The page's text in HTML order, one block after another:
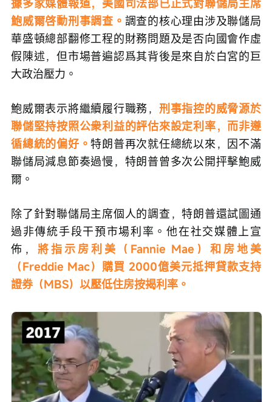
據多家媒體報道，美國司法部已正式對聯儲局主席
鮑威爾啓動刑事調查。 調查的核心理由涉及聯儲局
華盛頓總部翻修工程的財務問題及是否向國會作虛
假陳述，但市場普遍認爲其背後是來自於白宮的巨
大政治壓力。
鮑威爾表示將繼續履行職務， 刑事指控的威脅源於
聯儲堅持按照公衆利益的評估來設定利率，而非遵
循總統的偏好。特朗普再次就任總統以來，因不滿
聯儲局減息節奏過慢，特朗普曾多次公開抨擊鮑威
爾。
除了針對聯儲局主席個人的調查，特朗普還試圖通
過非傳統手段干預市場利率。他在社交媒體上宣
佈， 將指示房利美（Fannie Mae）和房地美
（Freddie Mac）購買 2000億美元抵押貸款支持
證券（MBS）以壓低住房按揭利率。